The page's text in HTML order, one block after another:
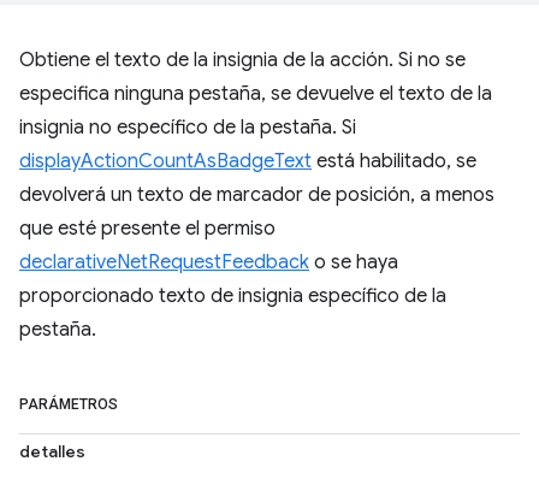
Obtiene el texto de la insignia de la acción. Si no se
especifica ninguna pestaña, se devuelve el texto de la
insignia no específico de la pestaña. Si
displayActionCountAsBadgeText está habilitado, se
devolverá un texto de marcador de posición, a menos
que esté presente el permiso
declarativeNetRequestFeedback o se haya
proporcionado texto de insignia específico de la
pestaña.
PARÁMETROS
detalles